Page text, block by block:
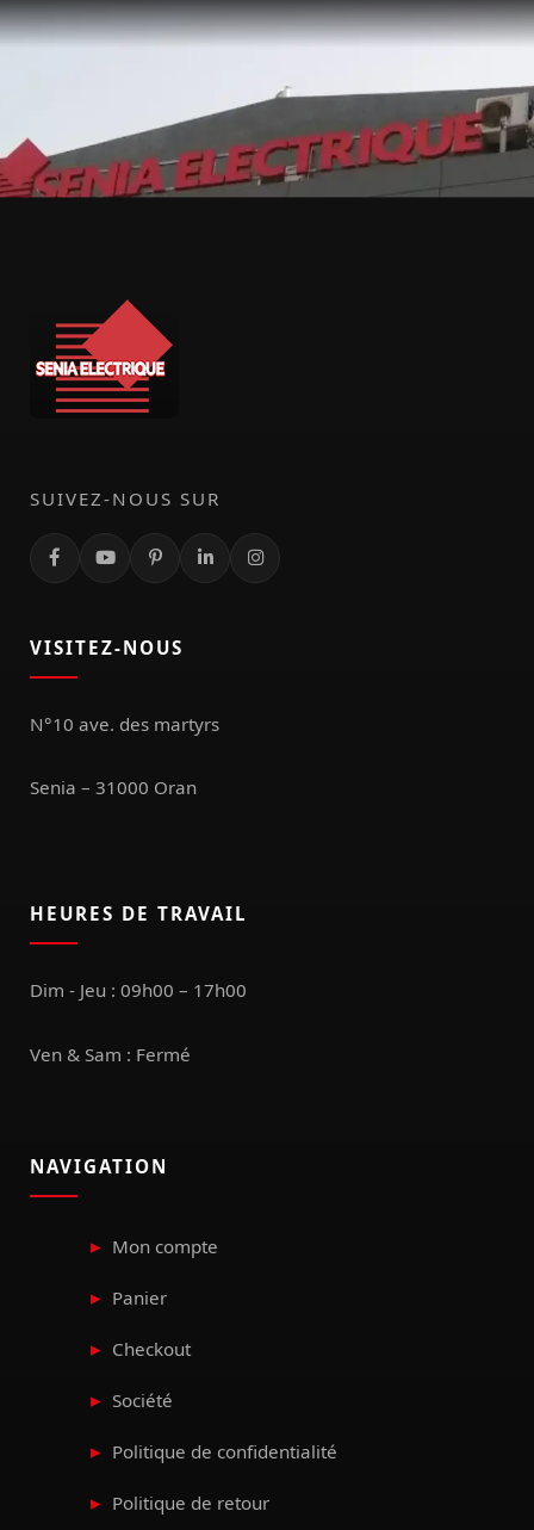
SUIVEZ-NOUS SUR
VISITEZ-NOUS
N°10 ave. des martyrs
Senia – 31000 Oran
HEURES DE TRAVAIL
Dim - Jeu : 09h00 – 17h00
Ven & Sam : Fermé
NAVIGATION
Mon compte
Panier
Checkout
Société
Politique de confidentialité
Politique de retour